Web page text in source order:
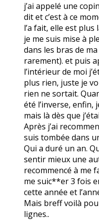
j’ai appelé une
dit et c’est à ce
l’a fait, elle est
je me suis mise à
dans les bras de
rarement). et puis
l’intérieur de moi
plus rien, juste je
rien ne sortait.
été l’inverse,
mais là dès que
Après j’ai
suis tombée dans
Qui a duré un an.
sentir mieux une
recommencé à me
me suic**er 3 fois
cette année et
Mais breff voilà
lignes..